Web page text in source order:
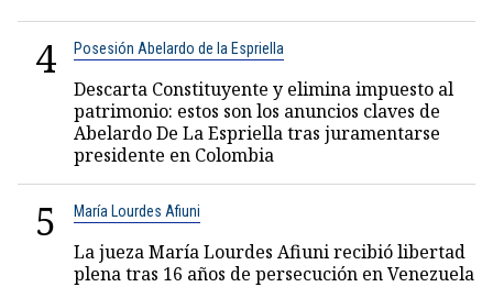
4 Posesión Abelardo de la Espriella
Descarta Constituyente y elimina impuesto al
patrimonio: estos son los anuncios claves de
Abelardo De La Espriella tras juramentarse
presidente en Colombia
5 María Lourdes Afiuni
La jueza María Lourdes Afiuni recibió libertad
plena tras 16 años de persecución en Venezuela